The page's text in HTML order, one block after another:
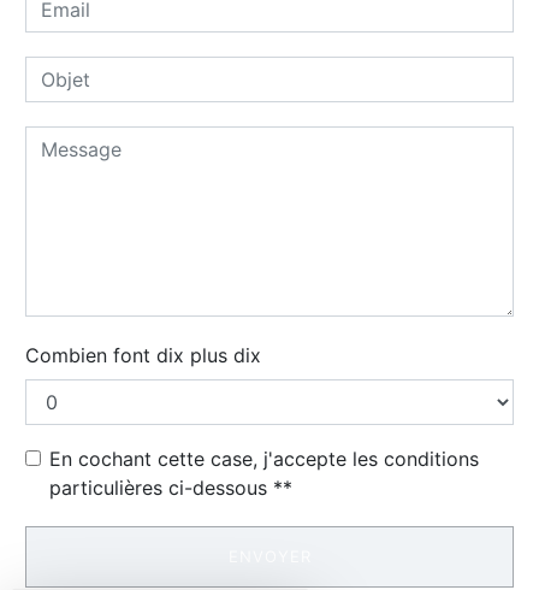
Combien font dix plus dix
En cochant cette case, j'accepte les conditions
particulières ci-dessous **